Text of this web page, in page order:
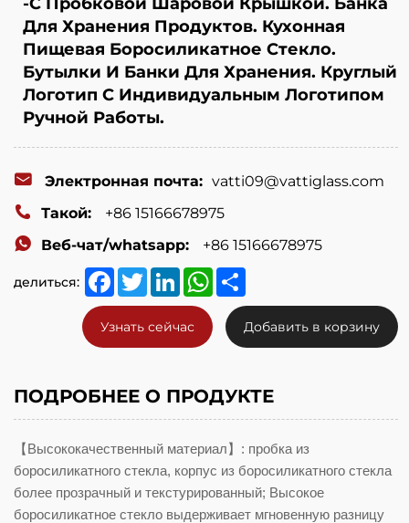
Для Хранения Продуктов. Кухонная
Пищевая Боросиликатное Стекло.
Бутылки И Банки Для Хранения. Круглый
Логотип С Индивидуальным Логотипом
Ручной Работы.
Электронная почта: vatti09@vattiglass.com
Такой:
+86 15166678975
Веб-чат/whatsapp:
+86 15166678975
делиться: FacebookTwitterLinkedInWhatsApp
Узнать сейчас Добавить в корзину
ПОДРОБНЕЕ О ПРОДУКТЕ
【Высококачественный материал】: пробка из
боросиликатного стекла, корпус из боросиликатного стекла
более прозрачный и текстурированный; Высокое
боросиликатное стекло выдерживает мгновенную разницу